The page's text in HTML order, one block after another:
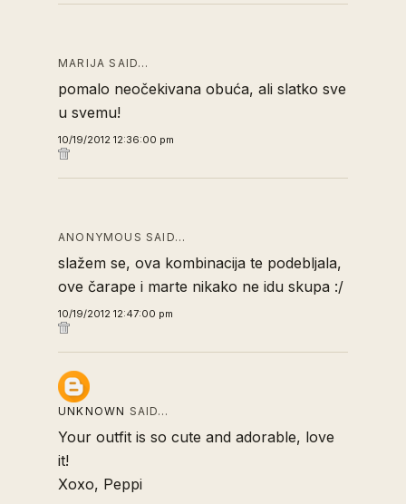
MARIJA SAID…
pomalo neočekivana obuća, ali slatko sve
u svemu!
10/19/2012 12:36:00 pm
ANONYMOUS SAID…
slažem se, ova kombinacija te podebljala,
ove čarape i marte nikako ne idu skupa :/
10/19/2012 12:47:00 pm
UNKNOWN SAID…
Your outfit is so cute and adorable, love
it!
Xoxo, Peppi